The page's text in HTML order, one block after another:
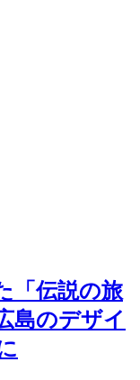
「伝説の旅
島のデザイ